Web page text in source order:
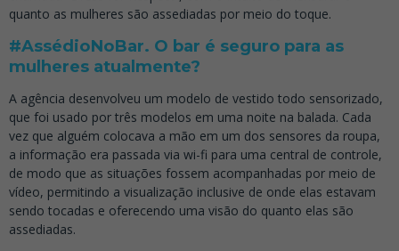
quanto as mulheres são assediadas por meio do toque.
#AssédioNoBar. O bar é seguro para as
mulheres atualmente?
A agência desenvolveu um modelo de vestido todo sensorizado,
que foi usado por três modelos em uma noite na balada. Cada
vez que alguém colocava a mão em um dos sensores da roupa,
a informação era passada via wi-fi para uma central de controle,
de modo que as situações fossem acompanhadas por meio de
vídeo, permitindo a visualização inclusive de onde elas estavam
sendo tocadas e oferecendo uma visão do quanto elas são
assediadas.